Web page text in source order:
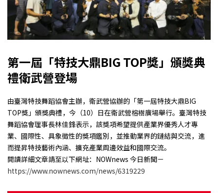
第一屆「特技大鼎BIG TOP獎」頒獎典
禮衛武營登場
由臺灣特技舞蹈協會主辦，衛武營協辦的「第一屆特技大鼎BIG
TOP獎」頒獎典禮，今（10）日在衛武營榕樹廣場舉行。臺灣特技
舞蹈協會理事長林佳鋒表示，該獎項希望提供產業界優秀人才專
業、國際性、具象徵性的獎項鑑別，並推動業界的鏈結與交流，進
而提昇特技藝術內涵、擴充產業周邊效益和國際交流。
閱讀詳細文章請至以下網址：NOWnews 今日新聞－
https://www.nownews.com/news/6319229
讀馬戲
更多馬戲
聯絡我們
EN